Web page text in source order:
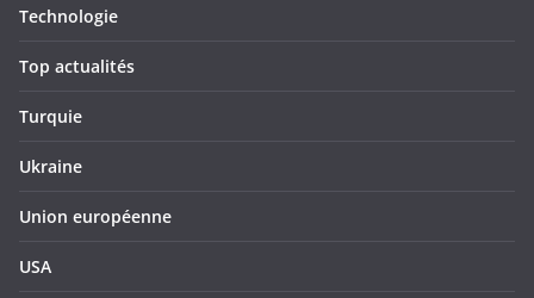
Technologie
Top actualités
Turquie
Ukraine
Union européenne
USA